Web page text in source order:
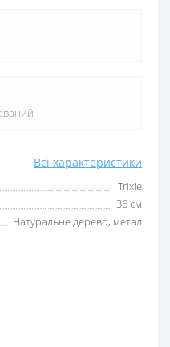
Всі характеристики
Trixie
36 см
Натуральне дерево, метал